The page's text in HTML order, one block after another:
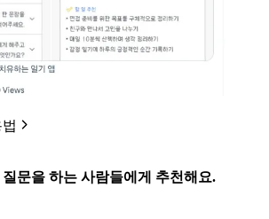
문을 하는 사람들에게 추천해요.